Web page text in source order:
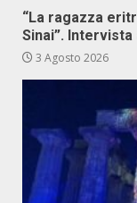
“La ragazza
Sinai”.
3 Agosto 2026